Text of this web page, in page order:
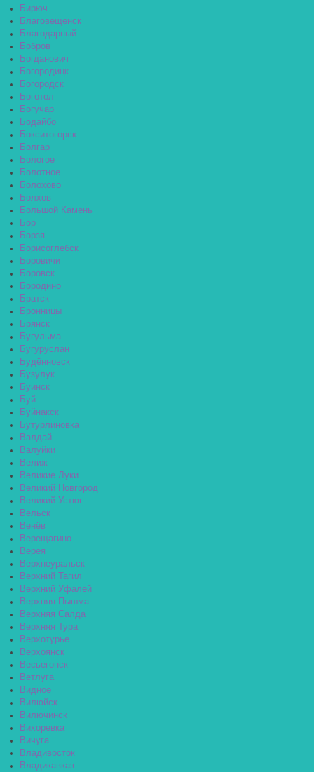
Бирюч
Благовещенск
Благодарный
Бобров
Богданович
Богородицк
Богородск
Боготол
Богучар
Бодайбо
Бокситогорск
Болгар
Бологое
Болотное
Болохово
Болхов
Большой Камень
Бор
Борзя
Борисоглебск
Боровичи
Боровск
Бородино
Братск
Бронницы
Брянск
Бугульма
Бугуруслан
Будённовск
Бузулук
Буинск
Буй
Буйнакск
Бутурлиновка
Валдай
Валуйки
Велиж
Великие Луки
Великий Новгород
Великий Устюг
Вельск
Венёв
Верещагино
Верея
Верхнеуральск
Верхний Тагил
Верхний Уфалей
Верхняя Пышма
Верхняя Салда
Верхняя Тура
Верхотурье
Верхоянск
Весьегонск
Ветлуга
Видное
Вилюйск
Вилючинск
Вихоревка
Вичуга
Владивосток
Владикавказ